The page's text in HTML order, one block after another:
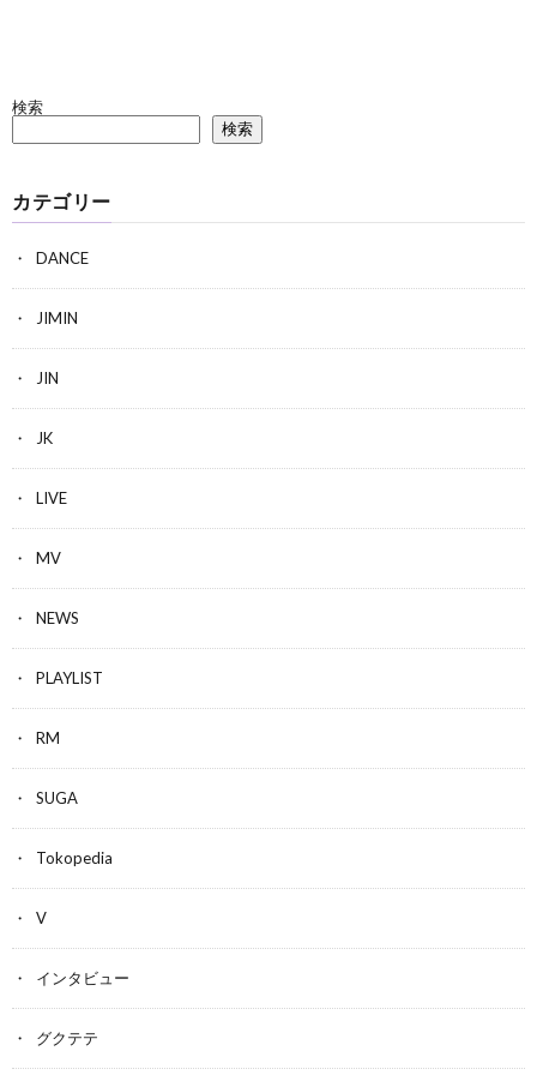
検索
検索
カテゴリー
DANCE
JIMIN
JIN
JK
LIVE
MV
NEWS
PLAYLIST
RM
SUGA
Tokopedia
V
インタビュー
グクテテ